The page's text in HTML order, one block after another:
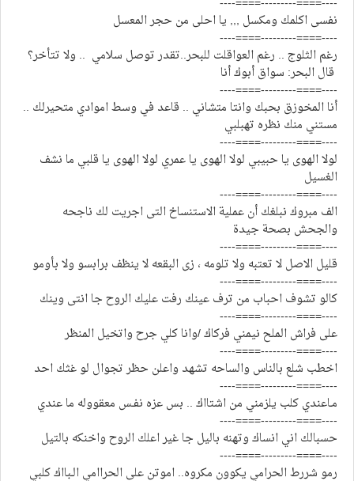
نفسى اكلمك ومكسل ,,, يا احلى من حجر المعسل
----====---------====----
رغم الثلوج .. رغم العواقلت للبحر..تقدر توصل سلامي .. ولا تتأخر؟
قال البحر: سواق أبوك أنا
----====---------====----
أنا المخوزق بحبك وانتا متشاني .. قاعد في وسط اموادي متحيرلك ..
مستني منك نظره تهبلبي
----====---------====----
لولا الهوى يا حبيبي لولا الهوى يا عمري لولا الهوى يا قلبي ما نشف
الغسيل
----====---------====----
الف مبروك نبلغك أن عملية الاستنساخ التى اجريت لك ناجحه
والجحش بصحة جيدة
----====---------====----
قليل الاصل لا تعتبه ولا تلومه ، زى البقعه لا ينظف برابسو ولا بأومو
----====---------====----
كالو تشوف احباب من ترف عينك رفت عليك الروح جا انتى وينك
----====---------====----
على فراش الملح نيمني فركاك /وانا كلي جرح واتخيل المنظر
----====---------====----
اخطب شلع بالناس والساحه تشهد واعلن حظر تجوال لو غثك احد
----====---------====----
مـاعندي كلب يلزمني من اشتااك .. بس عزه نفـس معقووله ما عندي
----====---------====----
حسبالك اني انساك وتهنه باليل جا غير اعلك الروح واخنكه بالتيل
----====---------====----
رمو شررط الحرامي يكوون مكروه.. اموتن على الحراامي الـبااك كلبي